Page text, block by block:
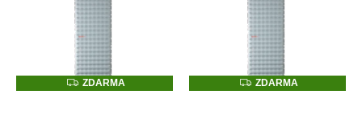
Z
D
ZDARMA
Z
D
ZDARMA